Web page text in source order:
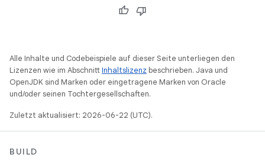
Alle Inhalte und Codebeispiele auf dieser Seite unterliegen den
Lizenzen wie im AbschnittInhaltslizenz beschrieben. Java und
OpenJDK sind Marken oder eingetragene Marken von Oracle
und/oder seinen Tochtergesellschaften.
Zuletzt aktualisiert: 2026-06-22 (UTC).
BUILD